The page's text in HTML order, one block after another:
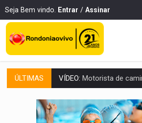
Seja Bem vindo. Entrar / Assinar
ÚLTIMAS LAZER:Seis lugares gratuitos
VÍDEO:FTICCO e Força Tática
INCLUSÃO:Prefeitura fortalece